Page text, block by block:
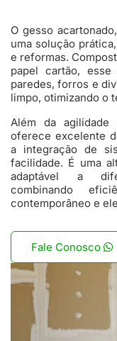
O gesso
uma solução
e reformas.
papel cartão,
paredes, forros e
limpo, otimizando o
Além da agilidade
oferece excelente
a integração de
facilidade. É uma
adaptável a
combinando
contemporâneo e
Fale Conosco